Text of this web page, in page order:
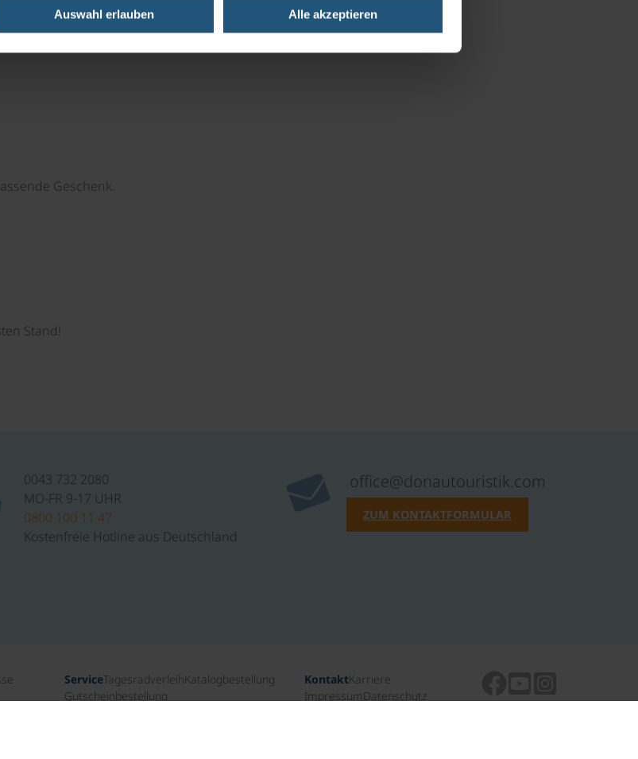
Auswahl erlauben Alle akzeptieren
Geschenk.
Stand!
0043 732 2080
MO-FR 9-17 UHR
0800 100 11 47
Kostenfreie Hotline aus Deutschland
office@donautouristik.com
ZUM KONTAKTFORMULAR
ServiceTagesradverleihKatalogbestellung
Gutscheinbestellung
KontaktKarriere
Impressum Datenschutz